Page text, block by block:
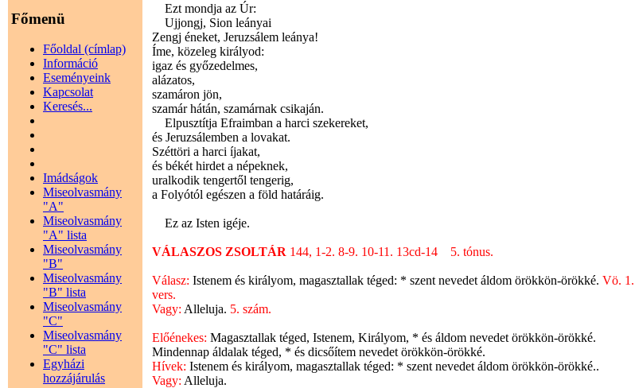
Főmenü
Főoldal (címlap)
Információ
Eseményeink
Kapcsolat
Keresés...
Imádságok
Miseolvasmány
"A"
Miseolvasmány
"A" lista
Miseolvasmány
"B"
Miseolvasmány
"B" lista
Miseolvasmány
"C"
Miseolvasmány
"C" lista
Egyházi
hozzájárulás
Ezt mondja az Úr:
Ujjongj, Sion leányai
Zengj éneket, Jeruzsálem leánya!
Íme, közeleg királyod:
igaz és győzedelmes,
alázatos,
szamáron jön,
szamár hátán, szamárnak csikaján.
Elpusztítja Efraimban a harci szekereket,
és Jeruzsálemben a lovakat.
Széttöri a harci íjakat,
és békét hirdet a népeknek,
uralkodik tengertől tengerig,
a Folyótól egészen a föld határáig.
Ez az Isten igéje.
VÁLASZOS ZSOLTÁR 144, 1-2. 8-9. 10-11. 13cd-14 5. tónus.
Válasz: Istenem és királyom, magasztallak téged: * szent nevedet áldom örökkön-örökké.Vö. 1.
vers.
Vagy: Alleluja. 5. szám.
Előénekes: Magasztallak téged, Istenem, Királyom, * és áldom nevedet örökkön-örökké.
Mindennap áldalak téged, * és dicsőítem nevedet örökkön-örökké.
Hívek: Istenem és királyom, magasztallak téged: * szent nevedet áldom örökkön-örökké..
Vagy: Alleluja.